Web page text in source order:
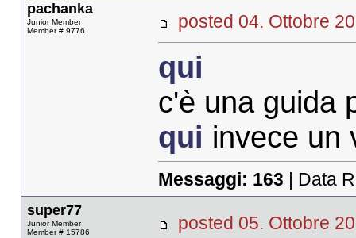
pachanka
Junior Member
Member # 9776
posted 04. Ottobre
qui
c'è una guida
qui invece un
Messaggi: 163 | Data
super77
Junior Member
Member # 15786
posted 05. Ottobre